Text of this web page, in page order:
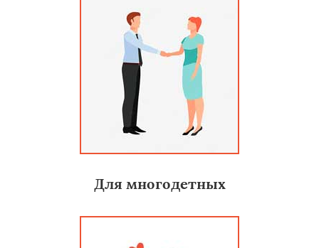
Для многодетных